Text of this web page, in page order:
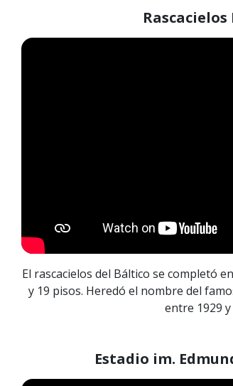
El rascacielos del Báltico se completó
y 19 pisos. Heredó el nombre del
entre 1929 y
Estadio im.